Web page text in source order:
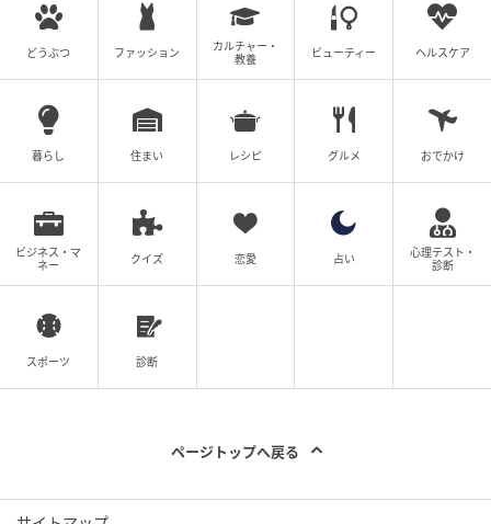
されています。
日差しが強い日も突然の雨も、これ1本で乗り越えられ
ます。
全3色のカラーバリエーション
どうぶつ ファッション
カルチャー・
教養
ビューティー ヘルスケア
暮らし 住まい レシピ グルメ おでかけ
ビジネス・マ
ネー
クイズ 恋愛 占い
心理テスト・
診断
スポーツ 診断
ページトップへ戻る